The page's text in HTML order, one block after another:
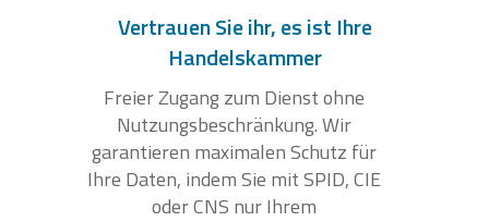
Vertrauen Sie ihr, es ist Ihre
Handelskammer
Freier Zugang zum Dienst ohne
Nutzungsbeschränkung. Wir
garantieren maximalen Schutz für
Ihre Daten, indem Sie mit SPID, CIE
oder CNS nur Ihrem